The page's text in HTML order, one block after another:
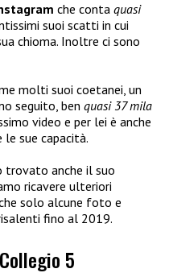
che conta quasi
suoi scatti in cui
chioma. Inoltre ci sono
molti suoi coetanei, un
seguito, ben quasi 37 mila
video e per lei è anche
le sue capacità.
trovato anche il suo
ricavere ulteriori
solo alcune foto e
fino al 2019.
5